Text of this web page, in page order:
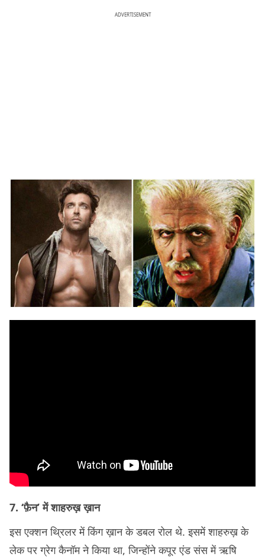
ADVERTISEMENT
7. ‘फ़ैन’ में शाहरुख़ ख़ान
इस एक्शन थ्रिलर में किंग ख़ान के डबल रोल थे. इसमें शाहरुख़ के
लेक पर ग्रेग कैनॉम ने किया था, जिन्होंने कपूर एंड संस में ऋषि